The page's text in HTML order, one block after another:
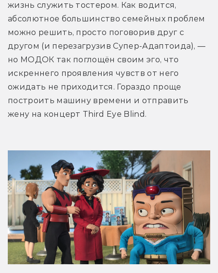
жизнь служить тостером. Как водится,
абсолютное большинство семейных проблем
можно решить, просто поговорив друг с
другом (и перезагрузив Супер-Адаптоида), —
но МОДОК так поглощён своим эго, что
искреннего проявления чувств от него
ожидать не приходится. Гораздо проще
построить машину времени и отправить
жену на концерт Third Eye Blind.